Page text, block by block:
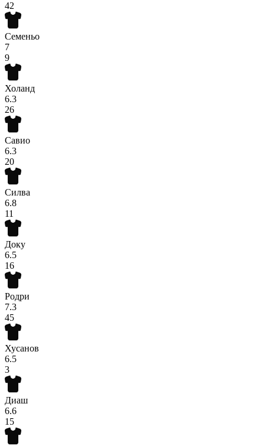
42
Семеньо
7
9
Холанд
6.3
26
Савио
6.3
20
Силва
6.8
11
Доку
6.5
16
Родри
7.3
45
Хусанов
6.5
3
Диаш
6.6
15